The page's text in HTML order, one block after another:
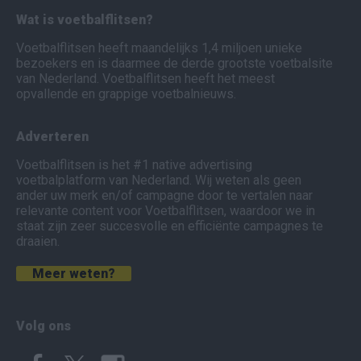
Wat is voetbalflitsen?
Voetbalflitsen heeft maandelijks 1,4 miljoen unieke
bezoekers en is daarmee de derde grootste voetbalsite
van Nederland. Voetbalflitsen heeft het meest
opvallende en grappige voetbalnieuws.
Adverteren
Voetbalflitsen is het #1 native advertising
voetbalplatform van Nederland. Wij weten als geen
ander uw merk en/of campagne door te vertalen naar
relevante content voor Voetbalflitsen, waardoor we in
staat zijn zeer succesvolle en efficiënte campagnes te
draaien.
Meer weten?
Volg ons